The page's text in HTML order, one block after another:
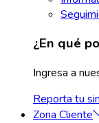
¿En qué
Ingresa a
Reporta tu
Zona Cliente